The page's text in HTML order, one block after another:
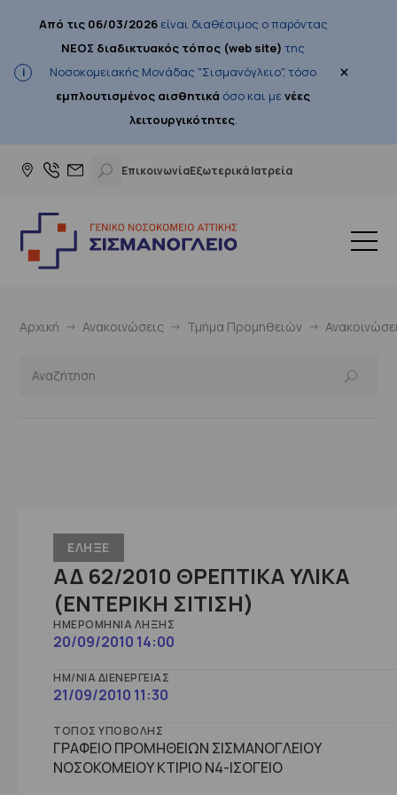
Από τις 06/03/2026είναι διαθέσιμος ο παρόντας
ΝΕΟΣ διαδικτυακός τόπος (web site) της
Νοσοκομειακής Μονάδας "Σισμανόγλειο", τόσο
εμπλουτισμένος αισθητικά όσο και μενέες
λειτουργικότητες.
×
ΕπικοινωνίαΕξωτερικά Ιατρεία
Αρχική Ανακοινώσεις Τμήμα Προμηθειών
ΕΛΗΞΕ
ΑΔ 62/2010 ΘΡΕΠΤΙΚΑ ΥΛΙΚΑ
(ΕΝΤΕΡΙΚΗ ΣΙΤΙΣΗ)
ΗΜΕΡΟΜΗΝΊΑ ΛΉΞΗΣ
20/09/2010 14:00
ΗΜ/ΝΊΑ ΔΙΕΝΈΡΓΕΙΑΣ
21/09/2010 11:30
ΤΌΠΟΣ ΥΠΟΒΟΛΉΣ
ΓΡΑΦΕΙΟ ΠΡΟΜΗΘΕΙΩΝ ΣΙΣΜΑΝΟΓΛΕΙΟΥ
ΝΟΣΟΚΟΜΕΙΟΥ ΚΤΙΡΙΟ Ν4-ΙΣΟΓΕΙΟ